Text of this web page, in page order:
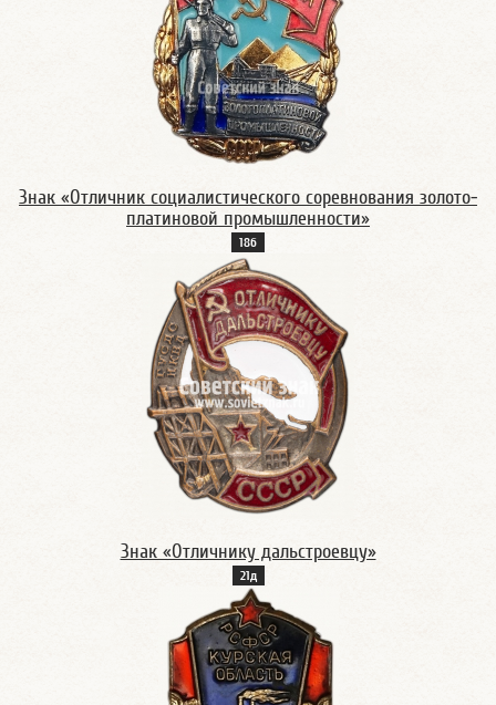
Знак «Отличник социалистического соревнования золото-
платиновой промышленности»
18б
Знак «Отличнику дальстроевцу»
21д